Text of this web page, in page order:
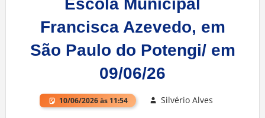
Escola Municipal
Francisca Azevedo, em
São Paulo do Potengi/ em
09/06/26
10/06/2026 às 11:54 Silvério Alves